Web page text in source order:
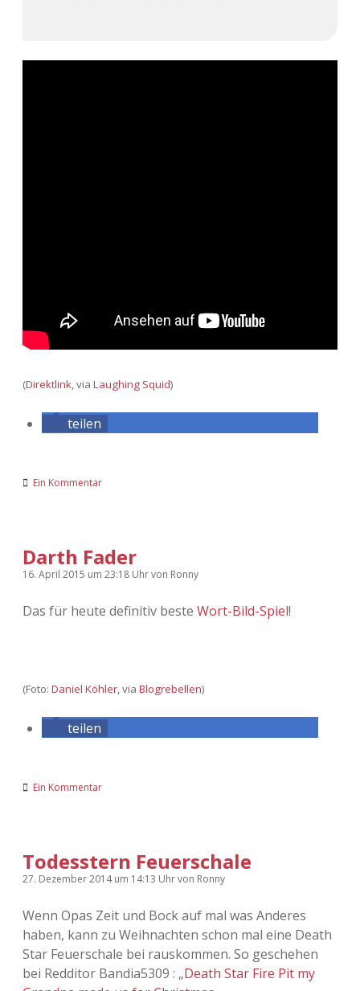
(Direktlink, via Laughing Squid)
teilen
Ein Kommentar
Darth Fader
16. April 2015 um 23:18 Uhrvon Ronny
Das für heute definitiv beste Wort-Bild-Spiel!
(Foto: Daniel Köhler, via Blogrebellen)
teilen
Ein Kommentar
Todesstern Feuerschale
27. Dezember 2014um 14:13 Uhrvon Ronny
Wenn Opas Zeit und Bock auf mal was Anderes
haben, kann zu Weihnachten schon mal eine Death
Star Feuerschale bei rauskommen. So geschehen
bei Redditor Bandia5309 : „Death Star Fire Pit my